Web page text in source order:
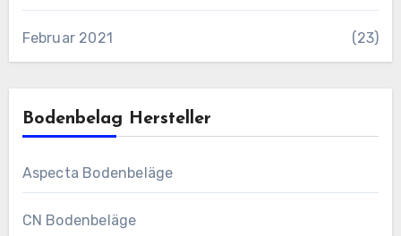
Februar 2021 (23)
Bodenbelag Hersteller
Aspecta Bodenbeläge
CN Bodenbeläge